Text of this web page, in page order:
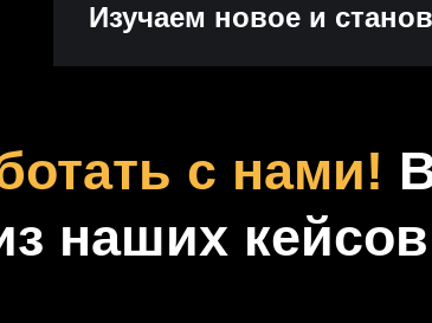
Изучаем новое и
с нами!
наших